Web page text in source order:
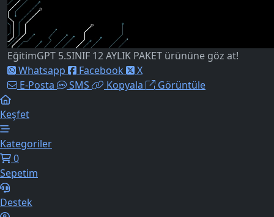
EğitimGPT 5.SINIF 12 AYLIK PAKET ürününe göz at!
Whatsapp
Facebook
X
E-Posta
SMS Kopyala Görüntüle
Keşfet
Kategoriler
0
Sepetim
Destek